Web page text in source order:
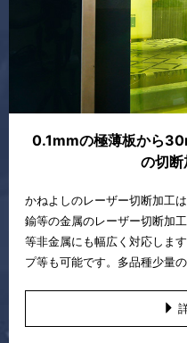
0.1mmの極薄板から
の切
かねよしのレーザー切断加工
鍮等の金属のレーザー切断加
等非金属にも幅広く対応しま
プ等も可能です。多品種少量